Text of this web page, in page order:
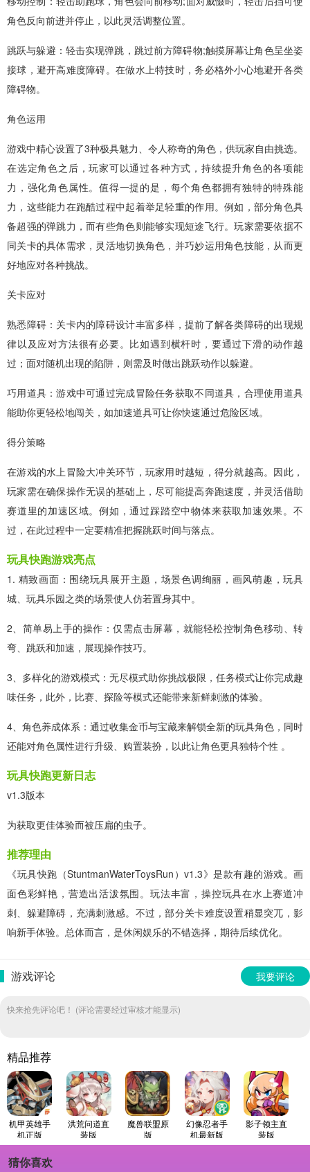
角色反向前进并停止，以此灵活调整位置。​
跳跃与躲避：轻击实现弹跳，跳过前方障碍物;触摸屏幕让角色呈坐姿
接球，避开高难度障碍。在做水上特技时，务必格外小心地避开各类
障碍物。​
角色运用​
游戏中精心设置了3种极具魅力、令人称奇的角色，供玩家自由挑选。
在选定角色之后，玩家可以通过各种方式，持续提升角色的各项能
力，强化角色属性。值得一提的是，每个角色都拥有独特的特殊能
力，这些能力在跑酷过程中起着举足轻重的作用。例如，部分角色具
备超强的弹跳力，而有些角色则能够实现短途飞行。玩家需要依据不
同关卡的具体需求，灵活地切换角色，并巧妙运用角色技能，从而更
好地应对各种挑战。
关卡应对​
熟悉障碍：关卡内的障碍设计丰富多样，提前了解各类障碍的出现规
律以及应对方法很有必要。比如遇到横杆时，要通过下滑的动作越
过；面对随机出现的陷阱，则需及时做出跳跃动作以躲避。
巧用道具：游戏中可通过完成冒险任务获取不同道具，合理使用道具
能助你更轻松地闯关，如加速道具可让你快速通过危险区域。​
得分策略​
在游戏的水上冒险大冲关环节，玩家用时越短，得分就越高。因此，
玩家需在确保操作无误的基础上，尽可能提高奔跑速度，并灵活借助
赛道里的加速区域。例如，通过踩踏空中物体来获取加速效果。不
过，在此过程中一定要精准把握跳跃时间与落点。
玩具快跑游戏亮点
1. 精致画面：围绕玩具展开主题，场景色调绚丽，画风萌趣，玩具
城、玩具乐园之类的场景使人仿若置身其中。
2、简单易上手的操作：仅需点击屏幕，就能轻松控制角色移动、转
弯、跳跃和加速，展现操作技巧。​
3、多样化的游戏模式：无尽模式助你挑战极限，任务模式让你完成趣
味任务，此外，比赛、探险等模式还能带来新鲜刺激的体验。
4、角色养成体系：通过收集金币与宝藏来解锁全新的玩具角色，同时
还能对角色属性进行升级、购置装扮，以此让角色更具独特个性 。
玩具快跑更新日志
v1.3版本
为获取更佳体验而被压扁的虫子。
推荐理由
《玩具快跑（StuntmanWaterToysRun）v1.3》是款有趣的游戏。画
面色彩鲜艳，营造出活泼氛围。玩法丰富，操控玩具在水上赛道冲
刺、躲避障碍，充满刺激感。不过，部分关卡难度设置稍显突兀，影
响新手体验。总体而言，是休闲娱乐的不错选择，期待后续优化。
游戏评论 我要评论
快来抢先评论吧！ (评论需要经过审核才能显示)
精品推荐
机甲英雄手
机正版
洪荒问道直
装版
魔兽联盟原
版
幻像忍者手
机最新版
影子领主直
装版
猜你喜欢